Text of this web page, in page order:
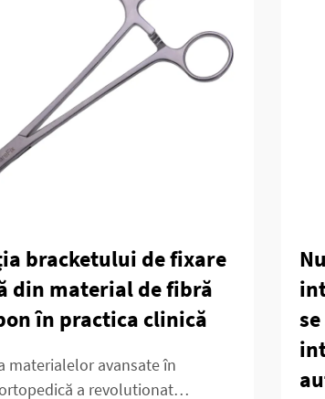
bracketului de fixare
din material de fibră
în practica clinică
materialelor avansate în
a revolutionat